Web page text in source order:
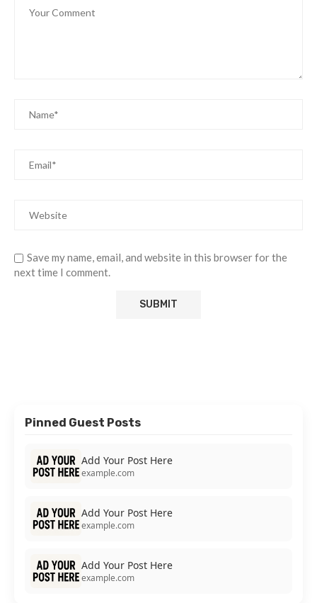
Save my name, email, and website in this browser for the
next time I comment.
Pinned Guest Posts
Add Your Post Here
example.com
Add Your Post Here
example.com
Add Your Post Here
example.com